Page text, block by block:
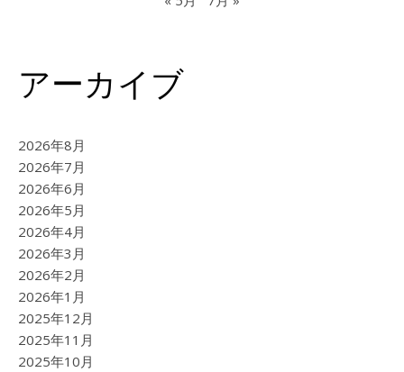
アーカイブ
2026年8月
2026年7月
2026年6月
2026年5月
2026年4月
2026年3月
2026年2月
2026年1月
2025年12月
2025年11月
2025年10月